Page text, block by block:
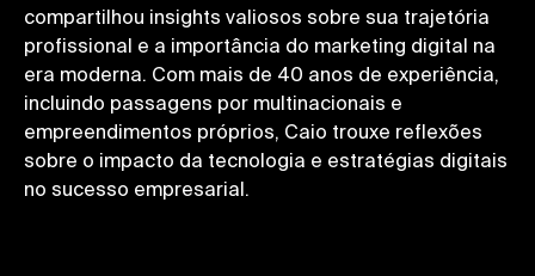
compartilhou insights valiosos sobre sua trajetória
profissional e a importância do marketing digital na
era moderna. Com mais de 40 anos de experiência,
incluindo passagens por multinacionais e
empreendimentos próprios, Caio trouxe reflexões
sobre o impacto da tecnologia e estratégias digitais
no sucesso empresarial.